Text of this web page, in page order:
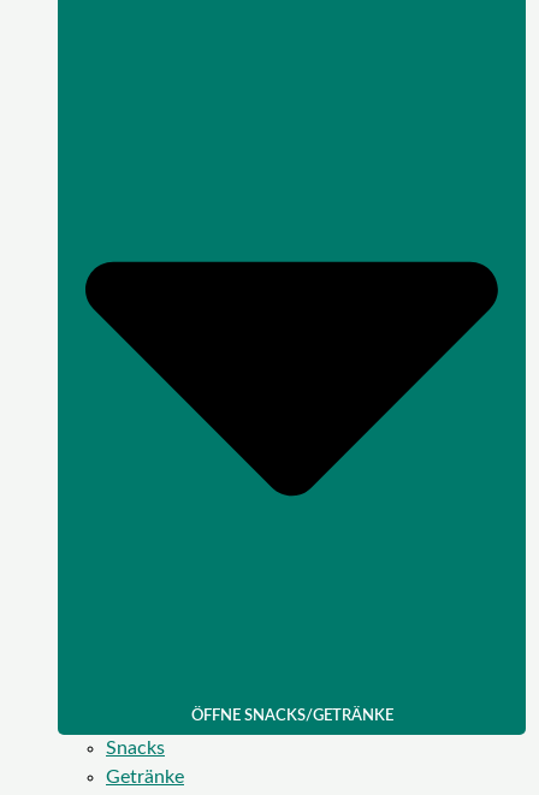
ÖFFNE SNACKS/GETRÄNKE
Snacks
Getränke